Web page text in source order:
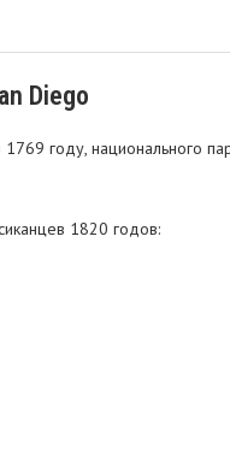
Diego
году, национального
1820 годов: